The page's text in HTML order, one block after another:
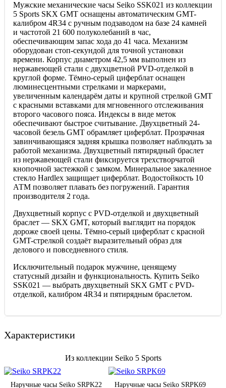
Мужские механические часы Seiko SSK021 из коллекции
5 Sports SKX GMT оснащены автоматическим GMT-
калибром 4R34 с ручным подзаводом на базе 24 камней
и частотой 21 600 полуколебаний в час,
обеспечивающим запас хода до 41 часа. Механизм
оборудован стоп-секундой для точной установки
времени. Корпус диаметром 42,5 мм выполнен из
нержавеющей стали с двухцветной PVD-отделкой в
круглой форме. Тёмно-серый циферблат оснащен
люминесцентными стрелками и маркерами,
увеличенным календарём даты и крупной стрелкой GMT
с красными вставками для мгновенного отслеживания
второго часового пояса. Индексы в виде меток
обеспечивают быстрое считывание. Двухцветный 24-
часовой безель GMT обрамляет циферблат. Прозрачная
завинчивающаяся задняя крышка позволяет наблюдать за
работой механизма. Двухцветный пятирядный браслет
из нержавеющей стали фиксируется трехстворчатой
кнопочной застежкой с замком. Минеральное закаленное
стекло Hardlex защищает циферблат. Водостойкость 10
АТМ позволяет плавать без погружений. Гарантия
производителя 2 года.
Двухцветный корпус с PVD-отделкой и двухцветный
браслет — SKX GMT, который выглядит на порядок
дороже своей цены. Тёмно-серый циферблат с красной
GMT-стрелкой создаёт выразительный образ для
делового и повседневного стиля.
Исключительный подарок мужчине, ценящему
статусный дизайн и функциональность. Купить Seiko
SSK021 — выбрать двухцветный SKX GMT с PVD-
отделкой, калибром 4R34 и пятирядным браслетом.
Характеристики
Из коллекции Seiko 5 Sports
Наручные часы Seiko SRPK22 Наручные часы Seiko SRPK69